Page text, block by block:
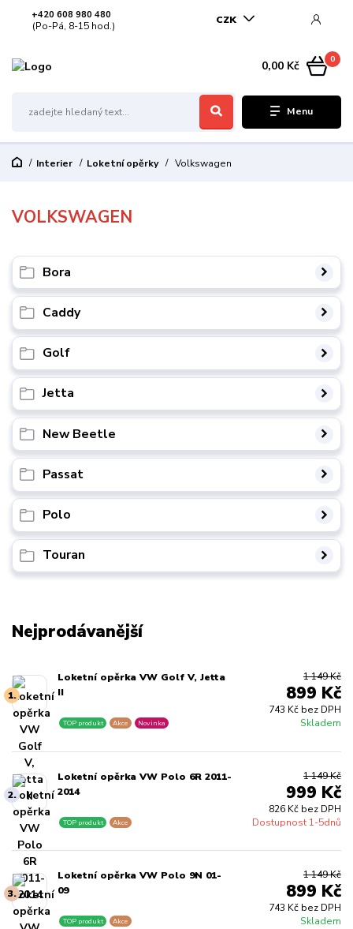
Menu
CZK
+420 608 980 480
(Po-Pá, 8-15 hod.)
0
0,00 Kč
Interier Loketní opěrky Volkswagen
VOLKSWAGEN
Bora
Caddy
Golf
Jetta
New Beetle
Passat
Polo
Touran
Nejprodávanější
1.
Loketní opěrka VW Golf V, Jetta
II
Skladem
TOP produkt Akce Novinka
1 149 Kč
899 Kč
743 Kč bez DPH
2.
Loketní opěrka VW Polo 6R 2011-
2014
Dostupnost 1-5dnů
TOP produkt Akce
1 149 Kč
999 Kč
826 Kč bez DPH
3.
Loketní opěrka VW Polo 9N 01-
09
Skladem
TOP produkt Akce
1 149 Kč
899 Kč
743 Kč bez DPH